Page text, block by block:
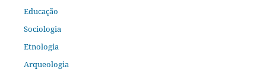
Educação
Sociologia
Etnologia
Arqueologia